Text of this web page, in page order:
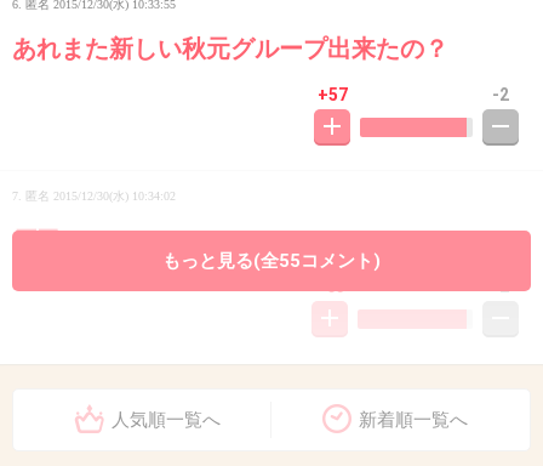
6. 匿名 2015/12/30(水) 10:33:55
あれまた新しい秋元グループ出来たの？
+57 -2
7. 匿名 2015/12/30(水) 10:34:02
原田○ゆ
ワチャワチャしてうるさいだけで終わりそう
もっと見る(全55コメント)
人気順一覧へ 新着順一覧へ